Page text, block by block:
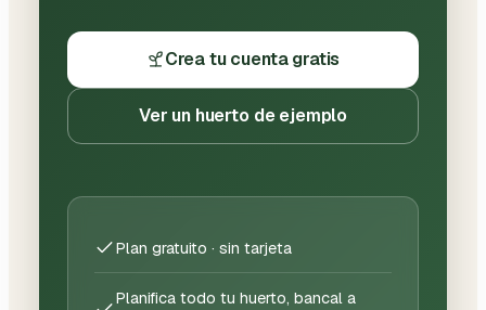
Crea tu cuenta gratis
Ver un huerto de ejemplo
Plan gratuito · sin tarjeta
Planifica todo tu huerto, bancal a